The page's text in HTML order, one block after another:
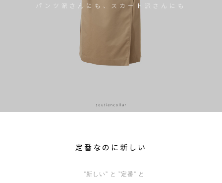
パンツ派さんにも、スカート派さんにも
定番なのに新しい
”新しい” と ”定番” と